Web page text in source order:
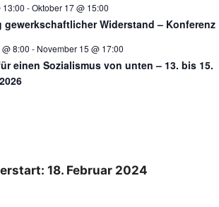
13:00 -Oktober 17 @ 15:00
gewerkschaftlicher Widerstand – Konferenz
8:00 - November 15 @ 17:00
einen Sozialismus von unten – 13. bis 15.
18. Februar 2024